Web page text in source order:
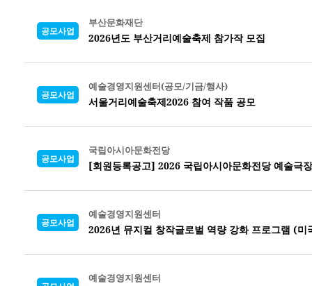
공모사업
부산문화재단
2026년도 부산거리예술축제 참가작 모집
공모사업
예술경영지원센터(공모/기금/행사)
서울거리예술축제2026 참여 작품 공모
공모사업
국립아시아문화전당
[회원등록공고] 2026 국립아시아문화전당 예술극
공모사업
예술경영지원센터
2026년 뮤지컬 창작글로벌 역량 강화 프로그램 (미
예술경영지원센터